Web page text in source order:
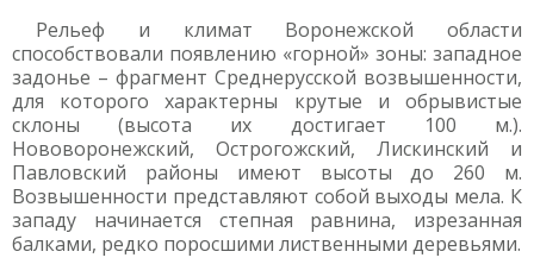
Рельеф и климат Воронежской области
способствовали появлению «горной» зоны: западное
задонье – фрагмент Среднерусской возвышенности,
для которого характерны крутые и обрывистые
склоны (высота их достигает 100 м.).
Нововоронежский, Острогожский, Лискинский и
Павловский районы имеют высоты до 260 м.
Возвышенности представляют собой выходы мела. К
западу начинается степная равнина, изрезанная
балками, редко поросшими лиственными деревьями.